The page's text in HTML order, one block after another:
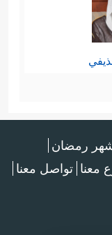
رمضان
معنا تواصل معنا